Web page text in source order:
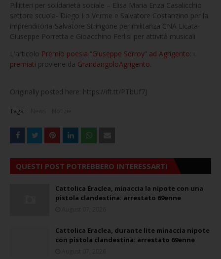
Pillitteri per solidarietà sociale – Elisa Maria Enza Casalicchio
settore scuola- Diego Lo Verme e Salvatore Costanzino per la
imprenditoria-Salvatore Stringone per militanza CNA Licata-
Giuseppe Porretta e Gioacchino Ferlisi per attività musicali
L'articolo Premio poesia “Giuseppe Serroy” ad Agrigento: i
premiati proviene da GrandangoloAgrigento.
Originally posted here: https://ift.tt/PTbUf7J
Tags:
QUESTI POST POTREBBERO INTERESSARTI
Cattolica Eraclea, minaccia la nipote con una
pistola clandestina: arrestato 69enne
Cattolica Eraclea, durante lite minaccia nipote
con pistola clandestina: arrestato 69enne